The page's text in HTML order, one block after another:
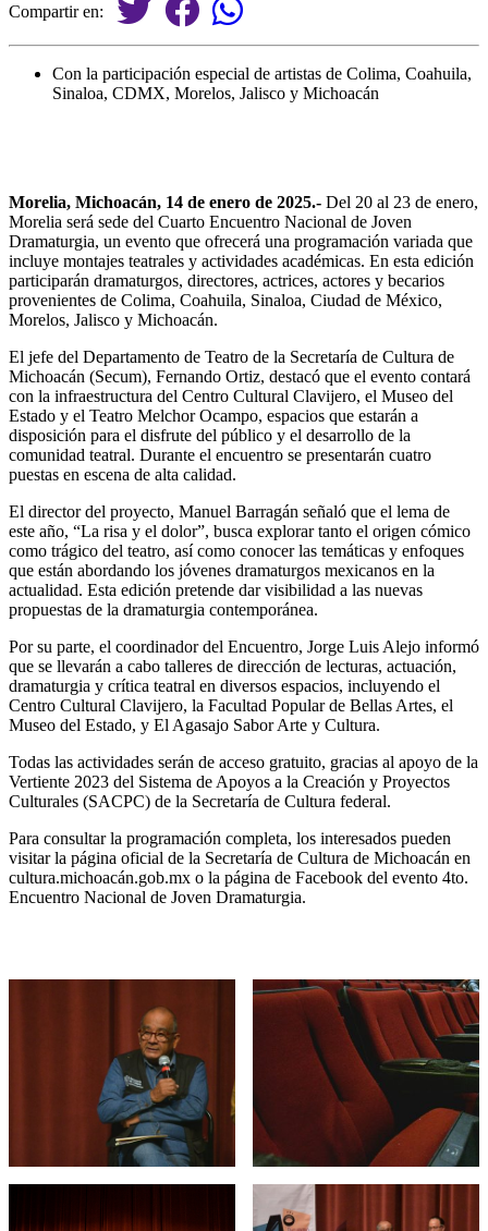
Compartir en:
Con la participación especial de artistas de Colima, Coahuila,
Sinaloa, CDMX, Morelos, Jalisco y Michoacán
Morelia, Michoacán, 14 de enero de 2025.- Del 20 al 23 de enero,
Morelia será sede del Cuarto Encuentro Nacional de Joven
Dramaturgia, un evento que ofrecerá una programación variada que
incluye montajes teatrales y actividades académicas. En esta edición
participarán dramaturgos, directores, actrices, actores y becarios
provenientes de Colima, Coahuila, Sinaloa, Ciudad de México,
Morelos, Jalisco y Michoacán.
El jefe del Departamento de Teatro de la Secretaría de Cultura de
Michoacán (Secum), Fernando Ortiz, destacó que el evento contará
con la infraestructura del Centro Cultural Clavijero, el Museo del
Estado y el Teatro Melchor Ocampo, espacios que estarán a
disposición para el disfrute del público y el desarrollo de la
comunidad teatral. Durante el encuentro se presentarán cuatro
puestas en escena de alta calidad.
El director del proyecto, Manuel Barragán señaló que el lema de
este año, “La risa y el dolor”, busca explorar tanto el origen cómico
como trágico del teatro, así como conocer las temáticas y enfoques
que están abordando los jóvenes dramaturgos mexicanos en la
actualidad. Esta edición pretende dar visibilidad a las nuevas
propuestas de la dramaturgia contemporánea.
Por su parte, el coordinador del Encuentro, Jorge Luis Alejo informó
que se llevarán a cabo talleres de dirección de lecturas, actuación,
dramaturgia y crítica teatral en diversos espacios, incluyendo el
Centro Cultural Clavijero, la Facultad Popular de Bellas Artes, el
Museo del Estado, y El Agasajo Sabor Arte y Cultura.
Todas las actividades serán de acceso gratuito, gracias al apoyo de la
Vertiente 2023 del Sistema de Apoyos a la Creación y Proyectos
Culturales (SACPC) de la Secretaría de Cultura federal.
Para consultar la programación completa, los interesados pueden
visitar la página oficial de la Secretaría de Cultura de Michoacán en
cultura.michoacán.gob.mx o la página de Facebook del evento 4to.
Encuentro Nacional de Joven Dramaturgia.